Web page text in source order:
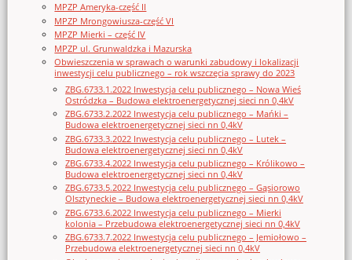
MPZP Ameryka-część II
MPZP Mrongowiusza-część VI
MPZP Mierki – część IV
MPZP ul. Grunwaldzka i Mazurska
Obwieszczenia w sprawach o warunki zabudowy i lokalizacji
inwestycji celu publicznego – rok wszczęcia sprawy do 2023
ZBG.6733.1.2022 Inwestycja celu publicznego – Nowa Wieś
Ostródzka – Budowa elektroenergetycznej sieci nn 0,4kV
ZBG.6733.2.2022 Inwestycja celu publicznego – Mańki –
Budowa elektroenergetycznej sieci nn 0,4kV
ZBG.6733.3.2022 Inwestycja celu publicznego – Lutek –
Budowa elektroenergetycznej sieci nn 0,4kV
ZBG.6733.4.2022 Inwestycja celu publicznego – Królikowo –
Budowa elektroenergetycznej sieci nn 0,4kV
ZBG.6733.5.2022 Inwestycja celu publicznego – Gąsiorowo
Olsztyneckie – Budowa elektroenergetycznej sieci nn 0,4kV
ZBG.6733.6.2022 Inwestycja celu publicznego – Mierki
kolonia – Przebudowa elektroenergetycznej sieci nn 0,4kV
ZBG.6733.7.2022 Inwestycja celu publicznego – Jemiołowo –
Przebudowa elektroenergetycznej sieci nn 0,4kV